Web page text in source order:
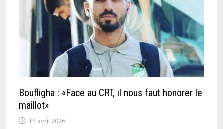
Boufligha : «Face au CRT, il nous faut honorer le
maillot»
14 avril 2026